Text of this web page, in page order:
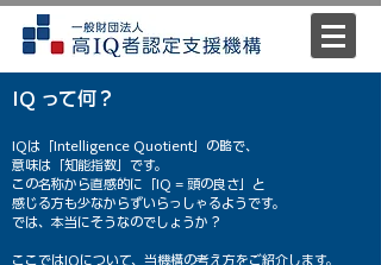
IQ って何？
IQは「Intelligence Quotient」の略で、
意味は「知能指数」です。
この名称から直感的に「IQ = 頭の良さ」と
感じる方も少なからずいらっしゃるようです。
では、本当にそうなのでしょうか？
ここではIQについて、当機構の考え方をご紹介します。